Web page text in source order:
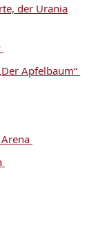
der Urania
Apfelbaum“